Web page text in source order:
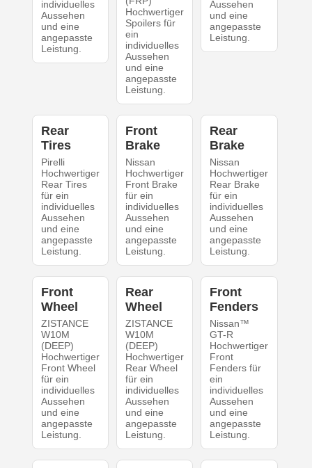
individuelles
Aussehen
und eine
angepasste
Leistung.
Hochwertiger
Spoilers für
ein
individuelles
Aussehen
und eine
angepasste
Leistung.
Aussehen
und eine
angepasste
Leistung.
Rear
Tires
Pirelli
Hochwertiger
Rear Tires
für ein
individuelles
Aussehen
und eine
angepasste
Leistung.
Front
Brake
Nissan
Hochwertiger
Front Brake
für ein
individuelles
Aussehen
und eine
angepasste
Leistung.
Rear
Brake
Nissan
Hochwertiger
Rear Brake
für ein
individuelles
Aussehen
und eine
angepasste
Leistung.
Front
Wheel
ZISTANCE
W10M
(DEEP)
Hochwertiger
Front Wheel
für ein
individuelles
Aussehen
und eine
angepasste
Leistung.
Rear
Wheel
ZISTANCE
W10M
(DEEP)
Hochwertiger
Rear Wheel
für ein
individuelles
Aussehen
und eine
angepasste
Leistung.
Front
Fenders
Nissan™
GT-R
Hochwertiger
Front
Fenders für
ein
individuelles
Aussehen
und eine
angepasste
Leistung.